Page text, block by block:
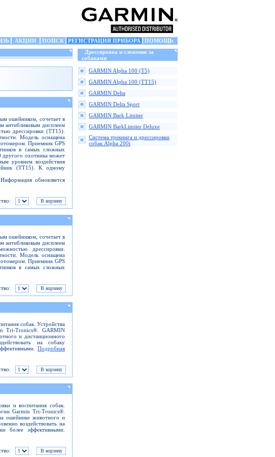
АКЦИИ ПОИСК РЕГИСТРАЦИЯ ПРИБОРА
ПОМОЩЬ
ошейником, сочетает в
антибликовым дисплеем
дрессировки (TT15).
Модель оснащена
Приемник GPS
в самых сложных
другого охотника может
уровнем воздействия
(TT15). К одному
обновляется
ошейником, сочетает в
антибликовым дисплеем
дрессировки.
Модель оснащена
Приемник GPS
в самых сложных
собак. Устройства
Tri-Tronics®. GARMIN
и дистанционного
на собаку
Подробная
и воспитания собак.
Garmin Tri-Tronics®.
ошейнике животного и
воздействовать на
более эффективными.
Дрессировка и слежение за
собаками
GARMIN Alpha 100 (T5)
GARMIN Alpha 100 (TT15)
GARMIN Delta
GARMIN Delta Sport
GARMIN Bark Limiter
GARMIN BarkLimiter Deluxe
Cистема трекинга и дрессировки
собак Alpha 200i